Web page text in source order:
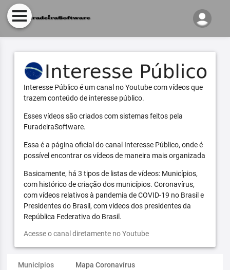
Interesse Público é um canal no Youtube com vídeos que
trazem conteúdo de interesse público.
Esses vídeos são criados com sistemas feitos pela
FuradeiraSoftware.
Essa é a página oficial do canal Interesse Público, onde é
possível encontrar os vídeos de maneira mais organizada
Basicamente, há 3 tipos de listas de vídeos: Municípios,
com histórico de criação dos municípios. Coronavírus,
com vídeos relativos à pandemia de COVID-19 no Brasil e
Presidentes do Brasil, com vídeos dos presidentes da
República Federativa do Brasil.
Acesse o canal diretamente no Youtube
Municípios Mapa Coronavírus